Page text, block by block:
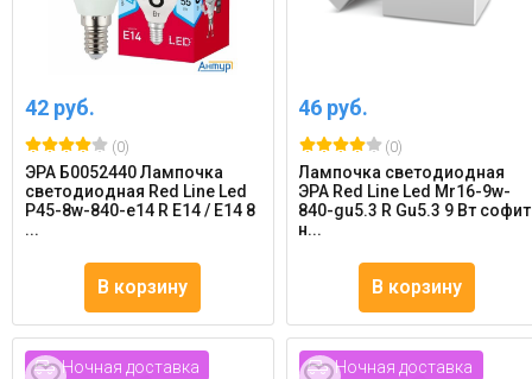
42 руб.
(0)
ЭРА Б0052440 Лампочка
светодиодная Red Line Led
P45-8w-840-e14 R E14 / Е14 8
...
В корзину
46 руб.
(0)
Лампочка светодиодная
ЭРА Red Line Led Mr16-9w-
840-gu5.3 R Gu5.3 9 Вт софит
н...
В корзину
Ночная доставка Ночная доставка